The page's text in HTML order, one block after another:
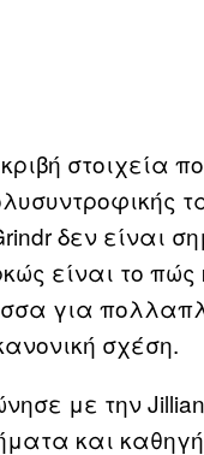
στοιχεία
δεν είναι
είναι το πώς
για
σχέση.
με την
και